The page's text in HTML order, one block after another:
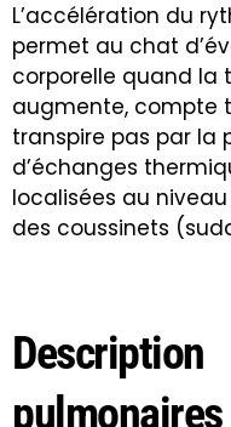
L’accélération du
permet au chat
corporelle quand la
augmente, compte
transpire pas par la
d’échanges
localisées au
des coussinets